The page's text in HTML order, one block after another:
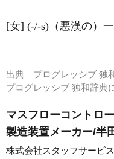
[女] (-/-s)（悪漢の）
出典 プログレッシブ 独
プログレッシブ 独和辞
マスフローコントロ
製造装置メーカー/半
株式会社スタッフサービス